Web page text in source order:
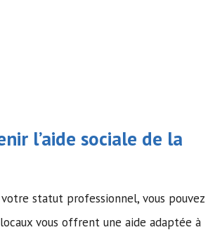
l’aide sociale de la
statut professionnel, vous pouvez
locaux vous offrent une aide adaptée à